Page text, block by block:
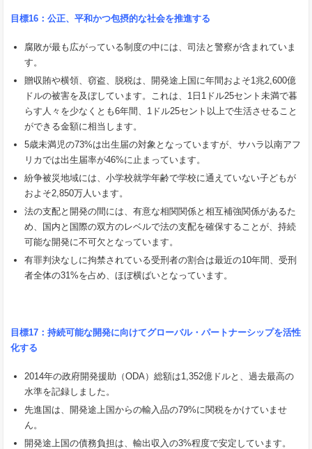
目標16 ：公正、平和かつ包摂的な社会を推進する
腐敗が最も広がっている制度の中には、司法と警察が含まれていま
す。
贈収賄や横領、窃盗、脱税は、開発途上国に年間およそ1兆2,600億
ドルの被害を及ぼしています。これは、1日1ドル25セント未満で暮
らす人々を少なくとも6年間、1ドル25セント以上で生活させること
ができる金額に相当します。
5歳未満児の73%は出生届の対象となっていますが、サハラ以南アフ
リカでは出生届率が46%に止まっています。
紛争被災地域には、小学校就学年齢で学校に通えていない子どもが
およそ2,850万人います。
法の支配と開発の間には、有意な相関関係と相互補強関係があるた
め、国内と国際の双方のレベルで法の支配を確保することが、持続
可能な開発に不可欠となっています。
有罪判決なしに拘禁されている受刑者の割合は最近の10年間、受刑
者全体の31%を占め、ほぼ横ばいとなっています。
目標17 ：持続可能な開発に向けてグローバル・パートナーシップを活性
化する
2014年の政府開発援助（ODA）総額は1,352億ドルと、過去最高の
水準を記録しました。
先進国は、開発途上国からの輸入品の79%に関税をかけていませ
ん。
開発途上国の債務負担は、輸出収入の3%程度で安定しています。